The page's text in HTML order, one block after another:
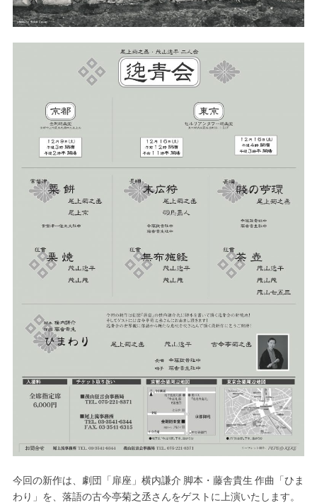
今回の新作は、劇団「扉座」横内謙介 脚本・藤舎貴生 作曲「ひま
わり」を、落語の古今亭菊之丞さんをゲストに上演いたします。